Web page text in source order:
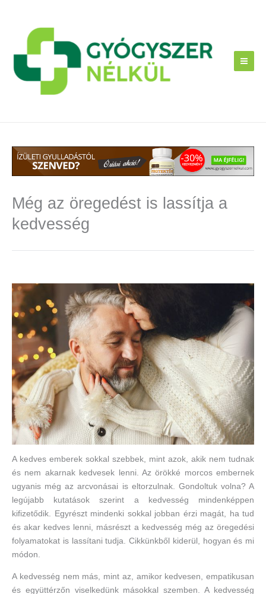
Még az öregedést is lassítja a
kedvesség
A kedves emberek sokkal szebbek, mint azok, akik nem tudnak
és nem akarnak kedvesek lenni. Az örökké morcos embernek
ugyanis még az arcvonásai is eltorzulnak. Gondoltuk volna? A
legújabb kutatások szerint a kedvesség mindenképpen
kifizetődik. Egyrészt mindenki sokkal jobban érzi magát, ha tud
és akar kedves lenni, másrészt a kedvesség még az öregedési
folyamatokat is lassítani tudja. Cikkünkből kiderül, hogyan és mi
módon.
A kedvesség nem más, mint az, amikor kedvesen, empatikusan
és együttérzőn viselkedünk másokkal szemben. A kedvesség